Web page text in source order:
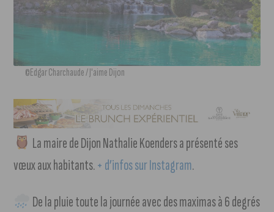
©Edgar Charchaude / J'aime Dijon
La maire de Dijon Nathalie Koenders a présenté ses
vœux aux habitants.+ d’infos sur Instagram.
De la pluie toute la journée avec des maximas à 6 degrés